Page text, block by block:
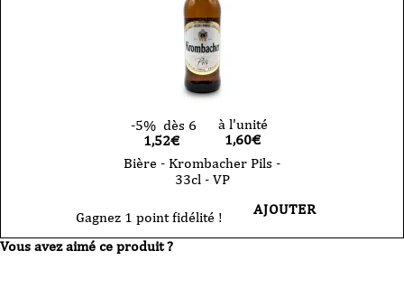
-5% dès 6
1,52€
à l'unité
1,60€
Bière - Krombacher Pils -
33cl - VP
Gagnez 1 point fidélité ! AJOUTER
Vous avez aimé ce produit ?